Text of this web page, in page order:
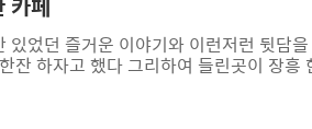
었던 즐거운 이야기와 이런저런 뒷담
잔 하자고 했다 그리하여 들린곳이 장흥
고 깨끗한 분위기 속 창가와 벽체 곳곳
싶다. 아주 작은 생명도 소중함을 느끼